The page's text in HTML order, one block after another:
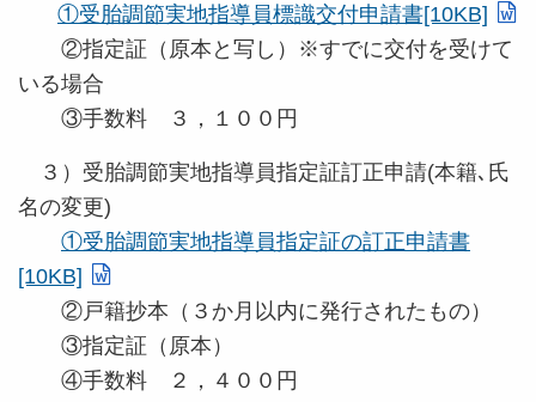
①受胎調節実地指導員標識交付申請書[10KB]
②指定証（原本と写し）※すでに交付を受けて
いる場合
③手数料 ３，１００円
３）受胎調節実地指導員指定証訂正申請(本籍､氏
名の変更)
①受胎調節実地指導員指定証の訂正申請書
[10KB]
②戸籍抄本（３か月以内に発行されたもの）
③指定証（原本）
④手数料 ２，４００円